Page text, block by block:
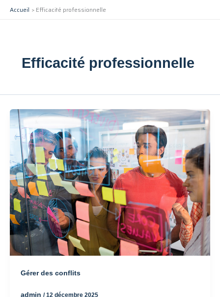
Accueil Efficacité professionnelle
Efficacité professionnelle
Gérer des conflits
admin /12 décembre 2025